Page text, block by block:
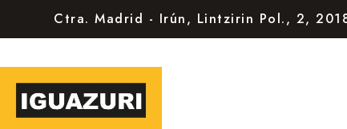
Ctra. Madrid - Irún, Lintzirin Pol., 2,